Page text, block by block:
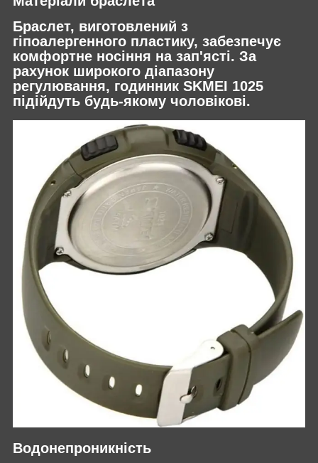
Браслет, виготовлений з
гіпоалергенного пластику, забезпечує
комфортне носіння на зап'ясті. За
рахунок широкого діапазону
регулювання, годинник SKMEI 1025
підійдуть будь-якому чоловікові.
Водонепроникність